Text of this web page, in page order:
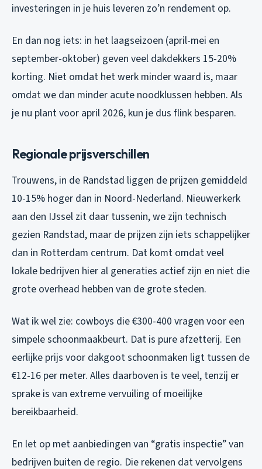
investeringen in je huis leveren zo’n rendement op.
En dan nog iets: in het laagseizoen (april-mei en
september-oktober) geven veel dakdekkers 15-20%
korting. Niet omdat het werk minder waard is, maar
omdat we dan minder acute noodklussen hebben. Als
je nu plant voor april 2026, kun je dus flink besparen.
Regionale prijsverschillen
Trouwens, in de Randstad liggen de prijzen gemiddeld
10-15% hoger dan in Noord-Nederland. Nieuwerkerk
aan den IJssel zit daar tussenin, we zijn technisch
gezien Randstad, maar de prijzen zijn iets schappelijker
dan in Rotterdam centrum. Dat komt omdat veel
lokale bedrijven hier al generaties actief zijn en niet die
grote overhead hebben van de grote steden.
Wat ik wel zie: cowboys die €300-400 vragen voor een
simpele schoonmaakbeurt. Dat is pure afzetterij. Een
eerlijke prijs voor dakgoot schoonmaken ligt tussen de
€12-16 per meter. Alles daarboven is te veel, tenzij er
sprake is van extreme vervuiling of moeilijke
bereikbaarheid.
En let op met aanbiedingen van “gratis inspectie” van
bedrijven buiten de regio. Die rekenen dat vervolgens